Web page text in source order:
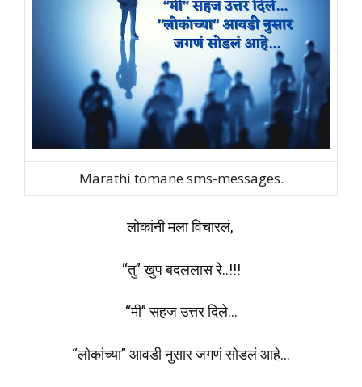
Marathi tomane sms-messages.
लोकांनी मला विचारलं,
“तु” खुप बदललास रे..!!!
“मी” सहज उत्तर दिले…
“लोकांच्या” आवडी नुसार जगणं सोडलं आहे…